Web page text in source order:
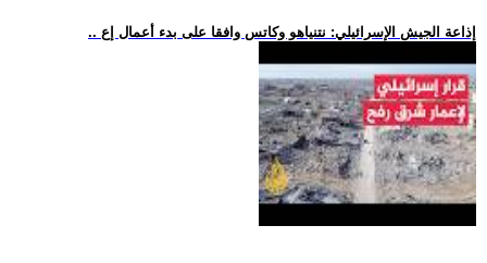
.. إذاعة الجيش الإسرائيلي: نتنياهو وكاتس وافقا على بدء أعمال إع